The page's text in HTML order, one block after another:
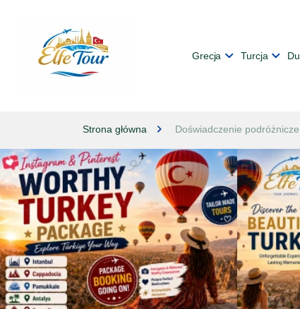
Grecja Turcja
Strona główna Doświadczenie